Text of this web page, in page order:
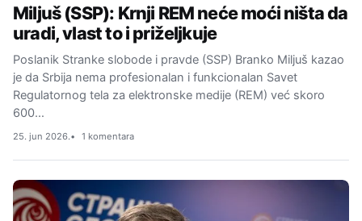
Miljuš (SSP): Krnji REM neće moći ništa da
uradi, vlast to i priželjkuje
Poslanik Stranke slobode i pravde (SSP) Branko Miljuš kazao
je da Srbija nema profesionalan i funkcionalan Savet
Regulatornog tela za elektronske medije (REM) već skoro
600…
25. jun 2026. 1 komentara